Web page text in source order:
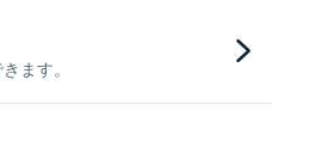
ます。